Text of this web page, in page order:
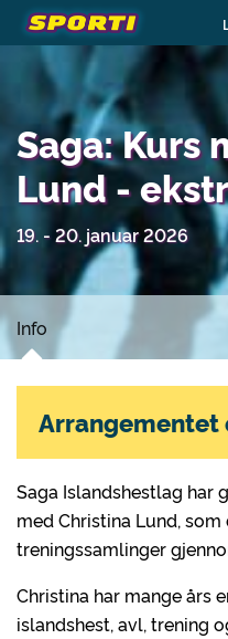
Saga: Kurs
Lund -
19. - 20. januar 2026
Info
Saga Islandshestlag har
med Christina Lund,
treningssamlinger
Christina har mange års
islandshest, avl, trening
Arrangementet